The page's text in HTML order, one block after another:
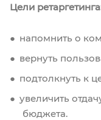
Цели
напомнить о
вернуть
подтолкнуть к
увеличить
бюджета.